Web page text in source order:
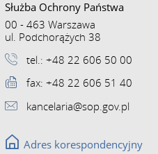
Służba Ochrony Państwa
00 - 463 Warszawa
ul. Podchorążych 38
tel.: +48 22 606 50 00
fax: +48 22 606 51 40
kancelaria@sop.gov.pl
Adres korespondencyjny